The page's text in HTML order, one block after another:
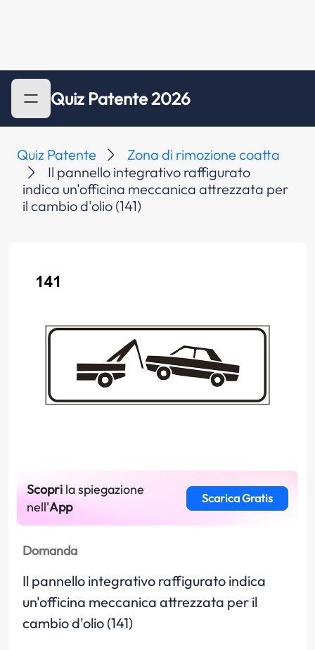
Quiz Patente 2026
Quiz Patente
Zona di rimozione coatta
Il pannello integrativo raffigurato
indica un'officina meccanica attrezzata per
il cambio d'olio (141)
Scopri la spiegazione
nell'App
Scarica Gratis
Domanda
Il pannello integrativo raffigurato indica
un'officina meccanica attrezzata per il
cambio d'olio (141)